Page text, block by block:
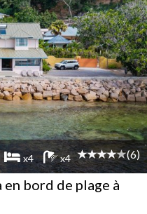
x4 x4 (6)
bord de plage à